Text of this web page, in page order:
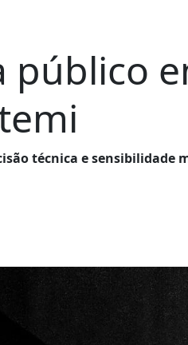
público
técnica e sensibilidade